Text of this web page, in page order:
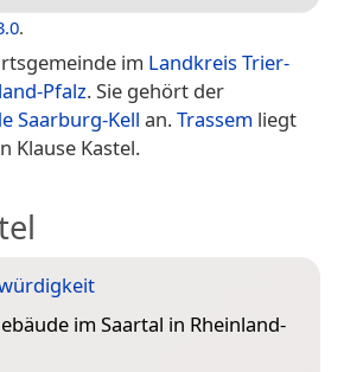
.
im Landkreis Trier-
Pfalz. Sie gehört der
Saarburg-Kell an.Trassem liegt
Klause Kastel.
im Saartal in Rheinland-